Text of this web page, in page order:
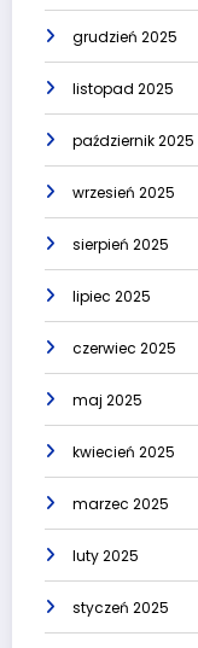
grudzień 2025
listopad 2025
październik 2025
wrzesień 2025
sierpień 2025
lipiec 2025
czerwiec 2025
maj 2025
kwiecień 2025
marzec 2025
luty 2025
styczeń 2025